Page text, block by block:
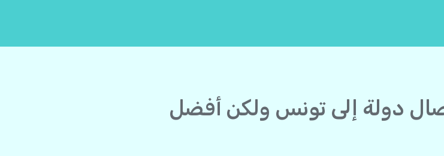
دولة إلى تونس ولكن أفضل